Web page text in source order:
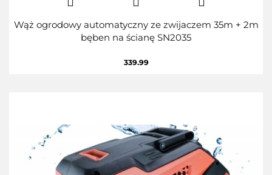
Wąż ogrodowy automatyczny ze zwijaczem 35m + 2m
bęben na ścianę SN2035
339.99